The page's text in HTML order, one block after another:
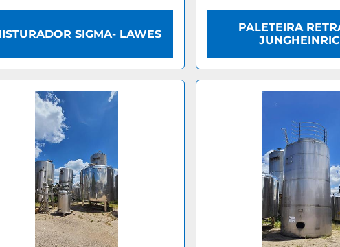
SIGMA- LAWES
PALETEIRA